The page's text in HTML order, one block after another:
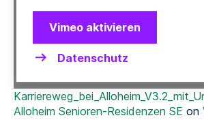
Alloheim Senioren-Residenzen SE on
Vimeo aktivieren
Datenschutz